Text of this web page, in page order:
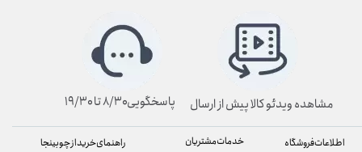
راهنمای خرید از چوبینجا خدمات مشتریان اطلاعات فروشگاه
پاسخگویی۸/۳۰ تا ۱۹/۳۰ مشاهده ویدئو کالا پیش از ارسال